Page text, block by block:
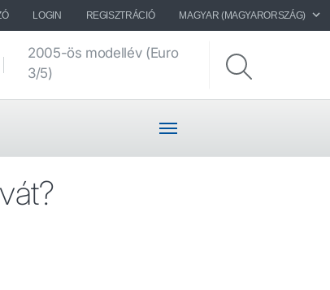
LOGIN REGISZTRÁCIÓ MAGYAR (MAGYARORSZÁG)
2005-ös modellév (Euro
3/5)
Alvázrajzok